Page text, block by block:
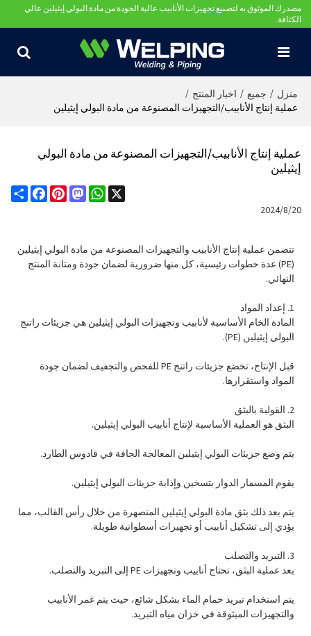
مصدرك الموثوق به لتصنيع تجهيزات الأنابيب عالية الجودة من مادة البولي إيثيلين عالي
الكثافة
منزل / جميع / اخبار المنتج /
عملية إنتاج الأنابيب/التجهيزات المصنوعة من مادة البولي إيثيلين
عملية إنتاج الأنابيب/التجهيزات المصنوعة من مادة البولي
إيثيلين
Share
FacebookPinterest
MastodonWhatsApp
X
2024/8/20
تتضمن عملية إنتاج الأنابيب والتجهيزات المصنوعة من مادة البولي إيثيلين
(PE) عدة خطوات رئيسية، كل منها ضرورية لضمان جودة ومتانة المنتج
النهائي.
1. إعداد المواد
المادة الخام الأساسية لأنابيب وتجهيزات البولي إيثيلين هي جزيئات راتنج
البولي إيثيلين (PE).
قبل الإنتاج، تخضع جزيئات راتنج PE للفحص والتجفيف لضمان جودة
المواد واستقرارها.
2. القولبة بالبثق
البثق هو العملية الأساسية لإنتاج أنابيب البولي إيثيلين.
يتم وضع جزيئات البولي إيثيلين المعالجة الجافة في قادوس الطارد.
يقوم المسمار الدوار بتسخين وإذابة جزيئات البولي إيثيلين.
يتم بعد ذلك بثق مادة البولي إيثيلين المنصهرة من خلال رأس القالب، مما
يؤدي إلى تشكيل أنابيب أو تجهيزات أسطوانية طويلة.
3. التبريد والتصلب
بعد عملية البثق، تحتاج أنابيب وتجهيزات PE إلى التبريد والتصلب.
يتم استخدام تبريد حمام الماء بشكل شائع، حيث يتم غمر الأنابيب
والتجهيزات المبثوقة في خزان مياه التبريد.